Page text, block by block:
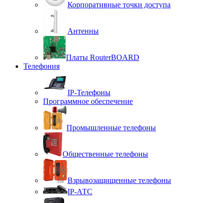
Корпоративные точки доступа
Антенны
Платы RouterBOARD
Телефония
IP-Телефоны
Программное обеспечение
Промышленные телефоны
Общественные телефоны
Взрывозащищенные телефоны
IP-АТС